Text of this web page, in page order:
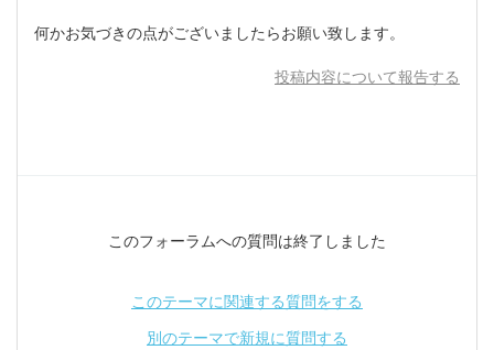
何かお気づきの点がございましたらお願い致します。
投稿内容について報告する
このフォーラムへの質問は終了しました
このテーマに関連する質問をする
別のテーマで新規に質問する